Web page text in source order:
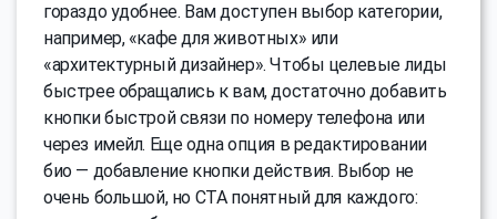
гораздо удобнее. Вам доступен выбор категории,
например, «кафе для животных» или
«архитектурный дизайнер». Чтобы целевые лиды
быстрее обращались к вам, достаточно добавить
кнопки быстрой связи по номеру телефона или
через имейл. Еще одна опция в редактировании
био — добавление кнопки действия. Выбор не
очень большой, но CTA понятный для каждого: